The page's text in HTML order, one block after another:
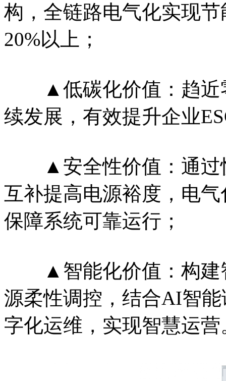
构，全链路电气化实现
20%以上；
▲低碳化价值：趋近
续发展，有效提升企业
▲安全性价值：通过
互补提高电源裕度，电
保障系统可靠运行；
▲智能化价值：构建
源柔性调控，结合AI智
字化运维，实现智慧运营